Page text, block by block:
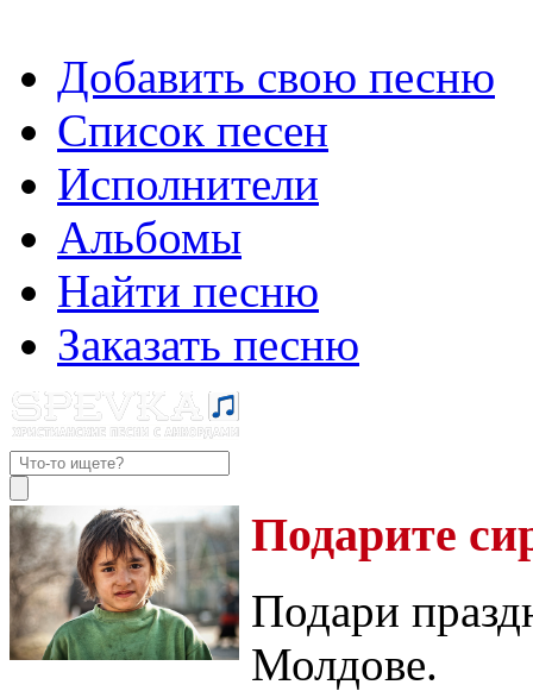
Добавить свою песню
Список песен
Исполнители
Альбомы
Найти песню
Заказать песню
Подарите
Подари
Молдове.